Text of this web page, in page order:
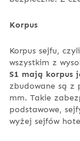
Korpus
Korpus sejfu,
wszystkim z
S1 mają korpus
zbudowane są z
mm. Takie
podstawowe,
wyżej sejfów